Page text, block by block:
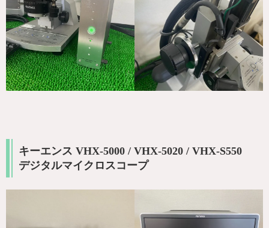
キーエンス VHX-5000 / VHX-5020 / VHX-S550
デジタルマイクロスコープ